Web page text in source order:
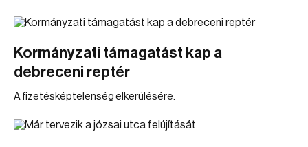
Kormányzati támagatást kap a
debreceni reptér
A fizetésképtelenség elkerülésére.